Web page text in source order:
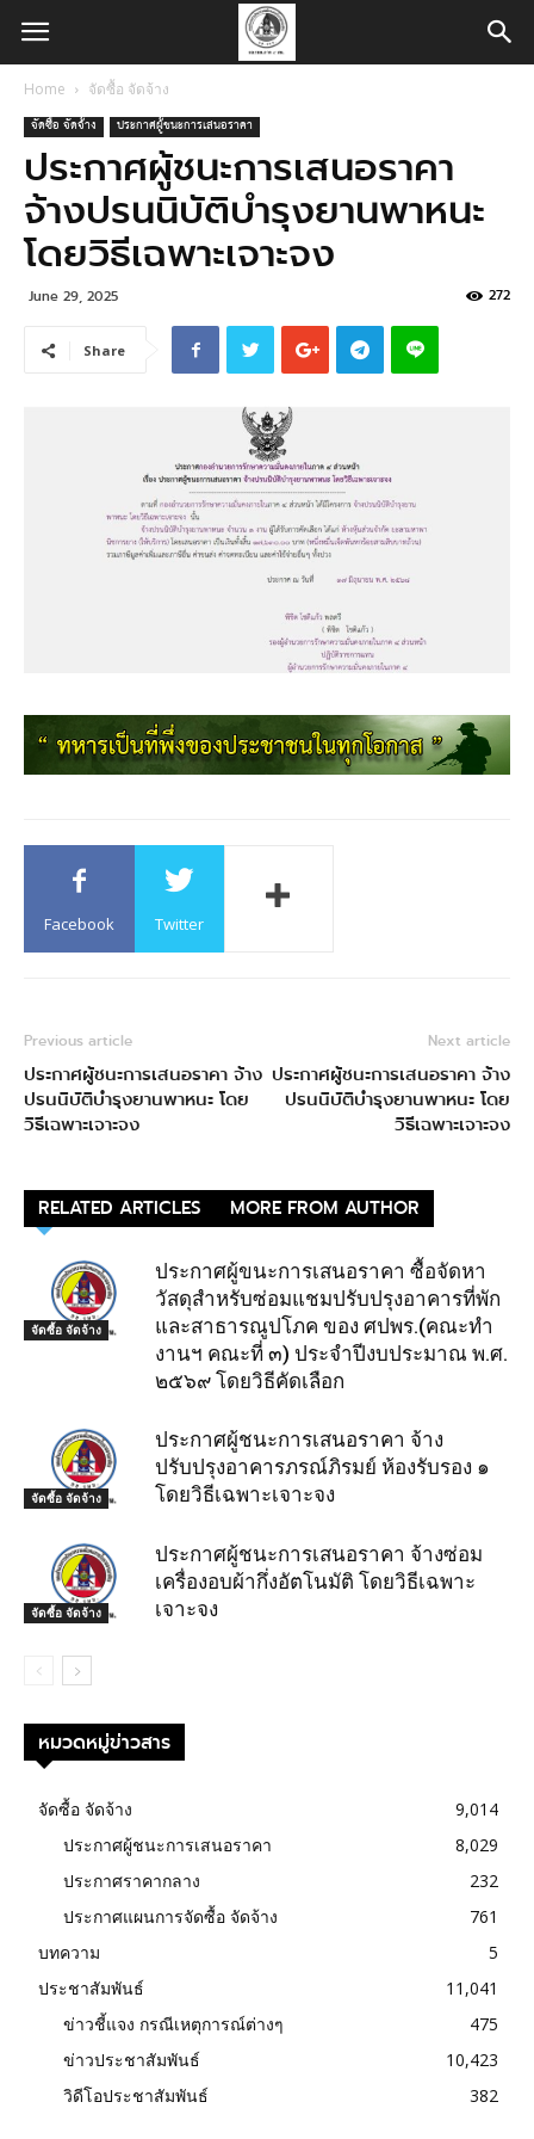
Home จัดซื้อ จัดจ้าง
จัดซื้อ จัดจ้าง ประกาศผู้ชนะการเสนอราคา
ประกาศผู้ชนะการเสนอราคา
จ้างปรนนิบัติบำรุงยานพาหนะ
โดยวิธีเฉพาะเจาะจง
June 29, 2025 272
Share
Facebook Twitter
Previous article
ประกาศผู้ชนะการเสนอราคา จ้าง
ปรนนิบัติบำรุงยานพาหนะ โดย
วิธีเฉพาะเจาะจง
Next article
ประกาศผู้ชนะการเสนอราคา จ้าง
ปรนนิบัติบำรุงยานพาหนะ โดย
วิธีเฉพาะเจาะจง
RELATED ARTICLES MORE FROM AUTHOR
จัดซื้อ จัดจ้าง
ประกาศผู้ขนะการเสนอราคา ซื้อจัดหา
วัสดุสำหรับซ่อมแชมปรับปรุงอาคารที่พัก
และสาธารณูปโภค ของ ศปพร.(คณะทำ
งานฯ คณะที่ ๓) ประจำปีงบประมาณ พ.ศ.
๒๕๖๙ โดยวิธีคัดเลือก
จัดซื้อ จัดจ้าง
ประกาศผู้ชนะการเสนอราคา จ้าง
ปรับปรุงอาคารภรณ์ภิรมย์ ห้องรับรอง ๑
โดยวิธีเฉพาะเจาะจง
จัดซื้อ จัดจ้าง
ประกาศผู้ชนะการเสนอราคา จ้างซ่อม
เครื่องอบผ้ากึ่งอัตโนมัติ โดยวิธีเฉพาะ
เจาะจง
หมวดหมู่ข่าวสาร
จัดซื้อ จัดจ้าง
9,014
ประกาศผู้ชนะการเสนอราคา
8,029
ประกาศราคากลาง
232
ประกาศแผนการจัดซื้อ จัดจ้าง
761
บทความ
5
ประชาสัมพันธ์
11,041
ข่าวชี้แจง กรณีเหตุการณ์ต่างๆ
475
ข่าวประชาสัมพันธ์
10,423
วิดีโอประชาสัมพันธ์
382